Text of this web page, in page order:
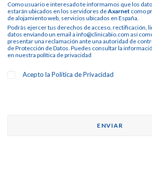
Como usuario e interesado te informamos que los
estarán ubicados en los servidores deAxarnet como
de alojamiento web, servicios ubicados en España.
Podrás ejercer tus derechos de acceso, rectificación,
datos enviando un email a info@clinicabio.com así
presentar una reclamación ante una autoridad de
de Protección de Datos. Puedes consultar la
en nuestra política de privacidad
Acepto laPolítica de Privacidad